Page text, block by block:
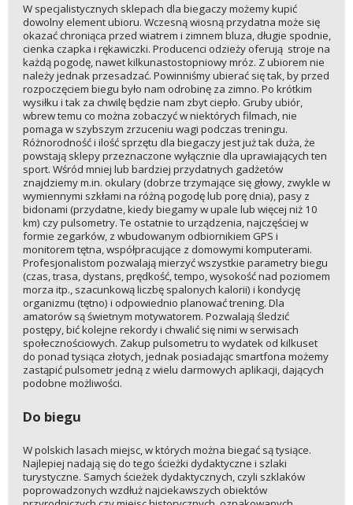
W specjalistycznych sklepach dla biegaczy możemy kupić
dowolny element ubioru. Wczesną wiosną przydatna może się
okazać chroniąca przed wiatrem i zimnem bluza, długie spodnie,
cienka czapka i rękawiczki. Producenci odzieży oferują stroje na
każdą pogodę, nawet kilkunastostopniowy mróz. Z ubiorem nie
należy jednak przesadzać. Powinniśmy ubierać się tak, by przed
rozpoczęciem biegu było nam odrobinę za zimno. Po krótkim
wysiłku i tak za chwilę będzie nam zbyt ciepło. Gruby ubiór,
wbrew temu co można zobaczyć w niektórych filmach, nie
pomaga w szybszym zrzuceniu wagi podczas treningu.
Różnorodność i ilość sprzętu dla biegaczy jest już tak duża, że
powstają sklepy przeznaczone wyłącznie dla uprawiających ten
sport. Wśród mniej lub bardziej przydatnych gadżetów
znajdziemy m.in. okulary (dobrze trzymające się głowy, zwykle w
wymiennymi szkłami na różną pogodę lub porę dnia), pasy z
bidonami (przydatne, kiedy biegamy w upale lub więcej niż 10
km) czy pulsometry. Te ostatnie to urządzenia, najczęściej w
formie zegarków, z wbudowanym odbiornikiem GPS i
monitorem tętna, współpracujące z domowymi komputerami.
Profesjonalistom pozwalają mierzyć wszystkie parametry biegu
(czas, trasa, dystans, prędkość, tempo, wysokość nad poziomem
morza itp., szacunkową liczbę spalonych kalorii) i kondycję
organizmu (tętno) i odpowiednio planować trening. Dla
amatorów są świetnym motywatorem. Pozwalają śledzić
postępy, bić kolejne rekordy i chwalić się nimi w serwisach
społecznościowych. Zakup pulsometru to wydatek od kilkuset
do ponad tysiąca złotych, jednak posiadając smartfona możemy
zastąpić pulsometr jedną z wielu darmowych aplikacji, dających
podobne możliwości.
Do biegu
W polskich lasach miejsc, w których można biegać są tysiące.
Najlepiej nadają się do tego ścieżki dydaktyczne i szlaki
turystyczne. Samych ścieżek dydaktycznych, czyli szklaków
poprowadzonych wzdłuż najciekawszych obiektów